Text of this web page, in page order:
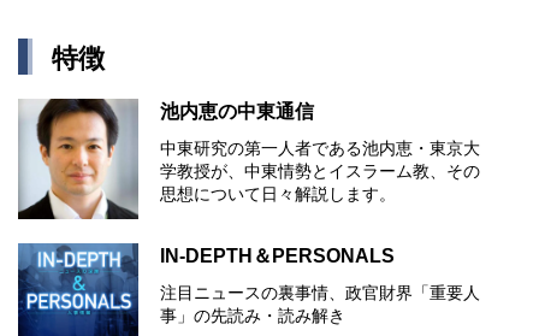
特徴
池内恵の中東通信
中東研究の第⼀⼈者である池内恵・東京⼤
学教授が、中東情勢とイスラーム教、その
思想について⽇々解説します。
IN-DEPTH＆PERSONALS
注目ニュースの裏事情、政官財界「重要人
事」の先読み・読み解き